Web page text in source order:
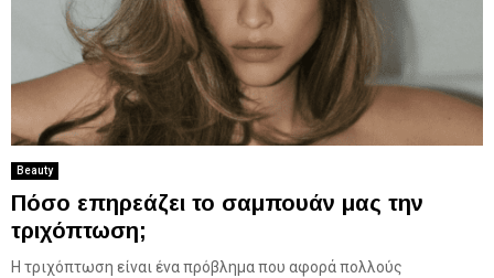
Beauty
Πόσο επηρεάζει το σαμπουάν μας την
τριχόπτωση;
Η τριχόπτωση είναι ένα πρόβλημα που αφορά πολλούς